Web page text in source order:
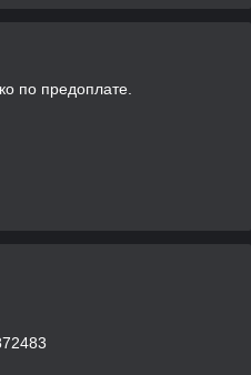
по предоплате.